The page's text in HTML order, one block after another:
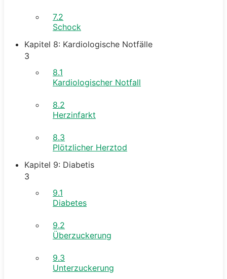
7.2
Schock
Kapitel 8: Kardiologische Notfälle
3
8.1
Kardiologischer Notfall
8.2
Herzinfarkt
8.3
Plötzlicher Herztod
Kapitel 9: Diabetis
3
9.1
Diabetes
9.2
Überzuckerung
9.3
Unterzuckerung